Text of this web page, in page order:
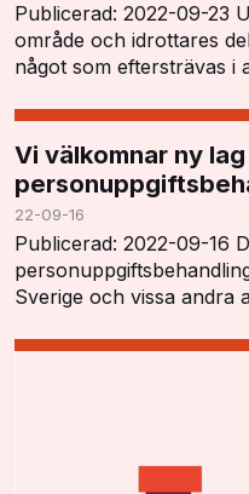
Publicerad: 2022-09-23
område och idrottares
något som eftersträvas i
Vi välkomnar ny lag
22-09-16
Publicerad: 2022-09-16
Sverige och vissa andra